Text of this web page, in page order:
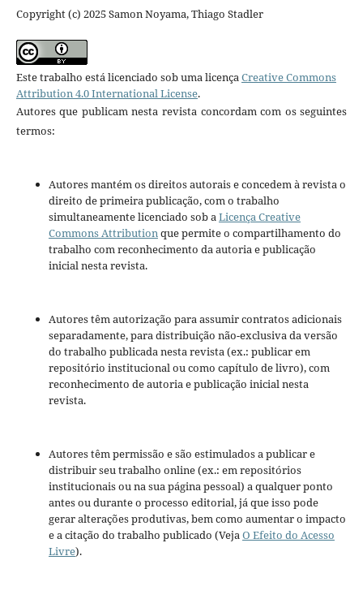
Copyright (c) 2025 Samon Noyama, Thiago Stadler
Este trabalho está licenciado sob uma licençaCreative Commons
Attribution 4.0 International License.
Autores que publicam nesta revista concordam com os seguintes
termos:
Autores mantém os direitos autorais e concedem à revista o
direito de primeira publicação, com o trabalho
simultaneamente licenciado sob aLicença Creative
Commons Attributionque permite o compartilhamento do
trabalho com reconhecimento da autoria e publicação
inicial nesta revista.
Autores têm autorização para assumir contratos adicionais
separadamente, para distribuição não-exclusiva da versão
do trabalho publicada nesta revista (ex.: publicar em
repositório institucional ou como capítulo de livro), com
reconhecimento de autoria e publicação inicial nesta
revista.
Autores têm permissão e são estimulados a publicar e
distribuir seu trabalho online (ex.: em repositórios
institucionais ou na sua página pessoal) a qualquer ponto
antes ou durante o processo editorial, já que isso pode
gerar alterações produtivas, bem como aumentar o impacto
e a citação do trabalho publicado (VejaO Efeito do Acesso
Livre).